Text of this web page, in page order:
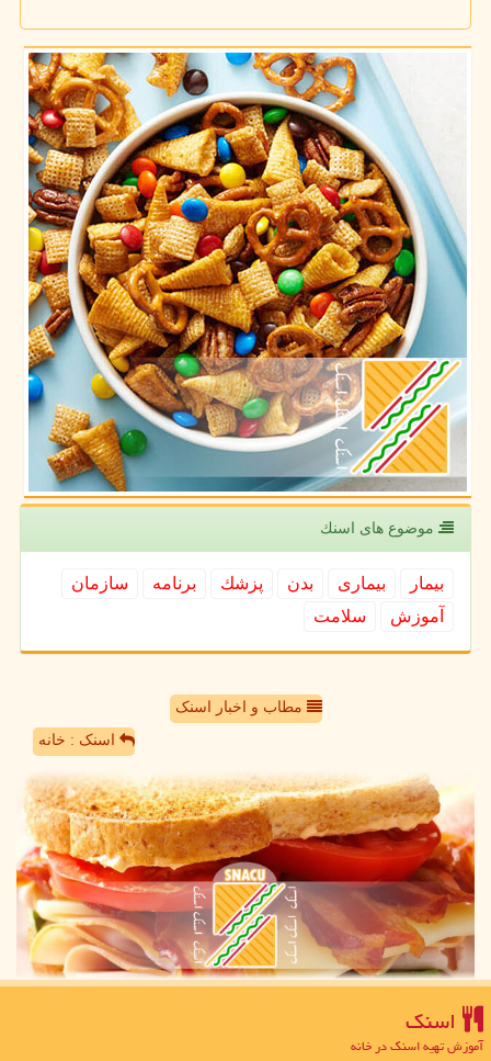
موضوع های اسنك
بیمار بیماری بدن پزشك برنامه
سازمان
آموزش
سلامت
مطاب و اخبار اسنک
اسنک : خانه
اسنك
آموزش تهیه اسنک در خانه